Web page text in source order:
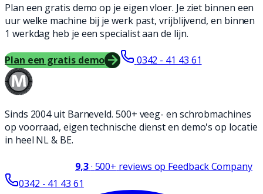
Plan een gratis demo op je eigen vloer. Je ziet binnen een
uur welke machine bij je werk past, vrijblijvend, en binnen
1 werkdag heb je een specialist aan de lijn.
Plan een gratis demo 0342 - 41 43 61
Sinds 2004 uit Barneveld. 500+ veeg- en schrobmachines
op voorraad, eigen technische dienst en demo's op locatie
in heel NL & BE.
9,3· 500+ reviews op Feedback Company
0342 - 41 43 61